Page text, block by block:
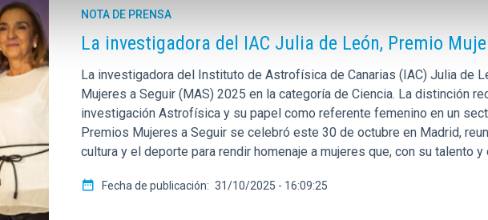
NOTA DE PRENSA
La investigadora del IAC Julia de León, Premio
La investigadora del Instituto de Astrofísica de Canarias (IAC) Julia de
Mujeres a Seguir (MAS) 2025 en la categoría de Ciencia. La distinción
investigación Astrofísica y su papel como referente femenino en un
Premios Mujeres a Seguir se celebró este 30 de octubre en Madrid,
cultura y el deporte para rendir homenaje a mujeres que, con su talento
Fecha de publicación 31/10/2025 - 16:09:25